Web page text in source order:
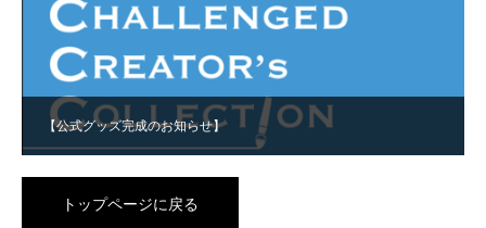
【公式グッズ完成のお知らせ】
トップページに戻る